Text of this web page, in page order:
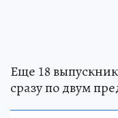
Еще 18
сразу по двум